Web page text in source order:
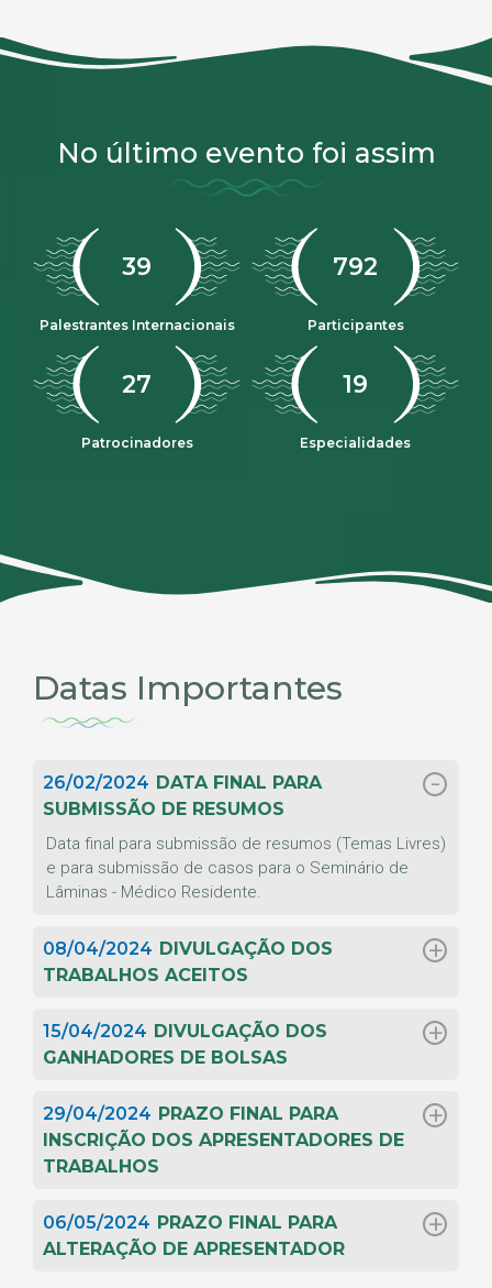
No último evento foi assim
47
Palestrantes Internacionais
968
Participantes
33
Patrocinadores
23
Especialidades
Datas Importantes
26/02/2024 DATA FINAL PARA
SUBMISSÃO DE RESUMOS
Data final para submissão de resumos (Temas Livres)
e para submissão de casos para o Seminário de
Lâminas - Médico Residente.
08/04/2024 DIVULGAÇÃO DOS
TRABALHOS ACEITOS
15/04/2024 DIVULGAÇÃO DOS
GANHADORES DE BOLSAS
29/04/2024 PRAZO FINAL PARA
INSCRIÇÃO DOS APRESENTADORES DE
TRABALHOS
06/05/2024 PRAZO FINAL PARA
ALTERAÇÃO DE APRESENTADOR